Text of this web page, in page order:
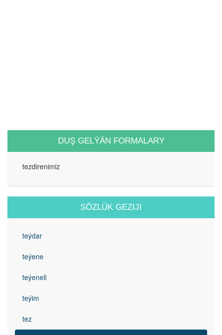
DUŞ GELÝÄN FORMALARY
tezdirenimiz
SÖZLÜK GEZIJI
teýdar
teýene
teýeneli
teýim
tez